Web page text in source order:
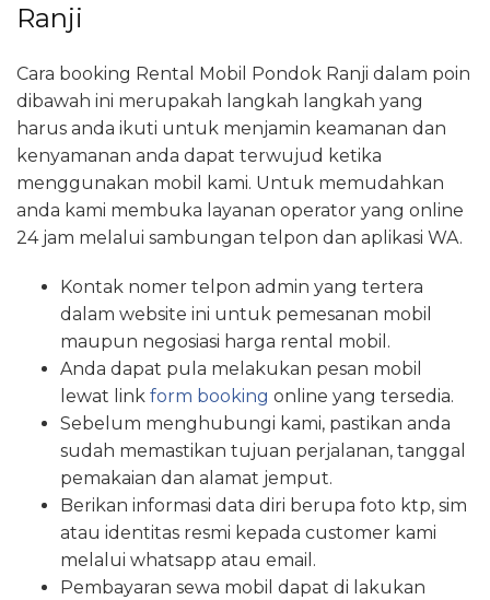
Ranji
Cara booking Rental Mobil Pondok Ranji dalam poin
dibawah ini merupakah langkah langkah yang
harus anda ikuti untuk menjamin keamanan dan
kenyamanan anda dapat terwujud ketika
menggunakan mobil kami. Untuk memudahkan
anda kami membuka layanan operator yang online
24 jam melalui sambungan telpon dan aplikasi WA.
Kontak nomer telpon admin yang tertera
dalam website ini untuk pemesanan mobil
maupun negosiasi harga rental mobil.
Anda dapat pula melakukan pesan mobil
lewat link form booking online yang tersedia.
Sebelum menghubungi kami, pastikan anda
sudah memastikan tujuan perjalanan, tanggal
pemakaian dan alamat jemput.
Berikan informasi data diri berupa foto ktp, sim
atau identitas resmi kepada customer kami
melalui whatsapp atau email.
Pembayaran sewa mobil dapat di lakukan